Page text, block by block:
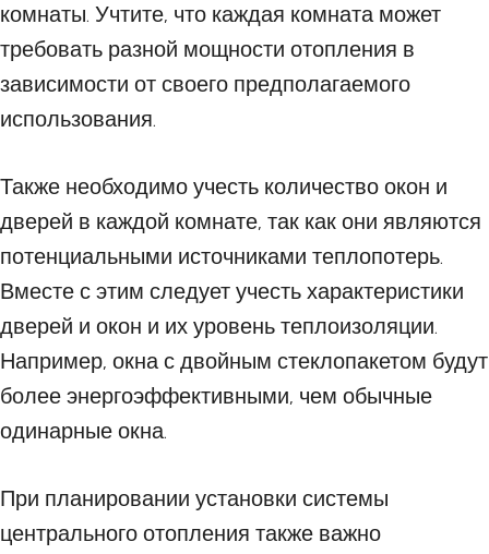
комнаты. Учтите, что каждая комната может
требовать разной мощности отопления в
зависимости от своего предполагаемого
использования.
Также необходимо учесть количество окон и
дверей в каждой комнате, так как они являются
потенциальными источниками теплопотерь.
Вместе с этим следует учесть характеристики
дверей и окон и их уровень теплоизоляции.
Например, окна с двойным стеклопакетом будут
более энергоэффективными, чем обычные
одинарные окна.
При планировании установки системы
центрального отопления также важно